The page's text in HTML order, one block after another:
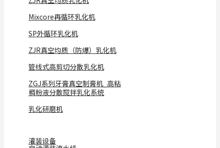
Mixcore再循环乳化机
SP外循环乳化机
ZJR真空均质（防爆）乳化机
管线式高剪切分散乳化机
ZGJ系列牙膏真空制膏机_高粘
稠粉液分散搅拌乳化系统
乳化研磨机
灌装设备